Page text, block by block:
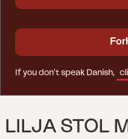
LILJA STOL
If you don't speak Danish,